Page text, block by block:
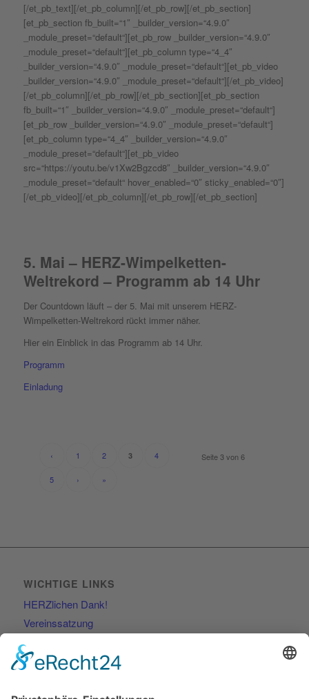
[/et_pb_text][/et_pb_column][/et_pb_row][/et_pb_section]
[et_pb_section fb_built=“1″ _builder_version=“4.9.0″
_module_preset=“default“][et_pb_row _builder_version=“4.9.0″
_module_preset=“default“][et_pb_column type=“4_4″
_builder_version=“4.9.0″ _module_preset=“default“][et_pb_video
_builder_version=“4.9.0″ _module_preset=“default“][/et_pb_video]
[/et_pb_column][/et_pb_row][/et_pb_section][et_pb_section
fb_built=“1″ _builder_version=“4.9.0″ _module_preset=“default“]
[et_pb_row _builder_version=“4.9.0″ _module_preset=“default“]
[et_pb_column type=“4_4″ _builder_version=“4.9.0″
_module_preset=“default“][et_pb_video
src=“https://youtu.be/v1Xw2Bgzcd8″ _builder_version=“4.9.0″
_module_preset=“default“ hover_enabled=“0″ sticky_enabled=“0″]
[/et_pb_video][/et_pb_column][/et_pb_row][/et_pb_section]
5. Mai – HERZ-Wimpelketten-
Weltrekord – Programm ab 14 Uhr
Der Countdown läuft – der 5. Mai mit unserem HERZ-
Wimpelketten-Weltrekord rückt immer näher.
Hier ein Einblick in das Programm ab 14 Uhr.
Programm
Einladung
Seite 3 von 6
‹ 1 2 3 4
5 › »
WICHTIGE LINKS
HERZlichen Dank!
Vereinssatzung
Kontakt